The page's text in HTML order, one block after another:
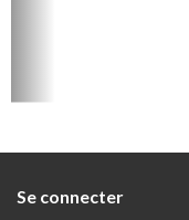
Se connecter